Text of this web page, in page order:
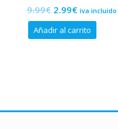
de
5
9.99€ El
precio
original
2.99€El
precio
actual
iva incluido
Añadir al carrito